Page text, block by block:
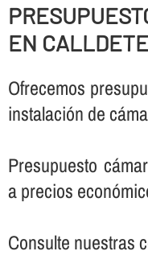
EN
Ofrecemos
instalación de
Presupuesto
a precios
Consulte nuestras